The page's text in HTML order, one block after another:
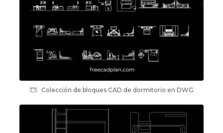
Colección de bloques CAD de dormitorio en DWG